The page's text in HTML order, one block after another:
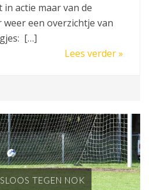
actie maar van de
een overzichtje van
[…]
Lees verder »
TEGEN NOK